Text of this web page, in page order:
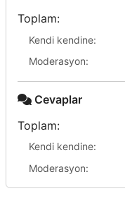
Toplam:
Kendi kendine:
Moderasyon:
Cevaplar
Toplam:
Kendi kendine:
Moderasyon: